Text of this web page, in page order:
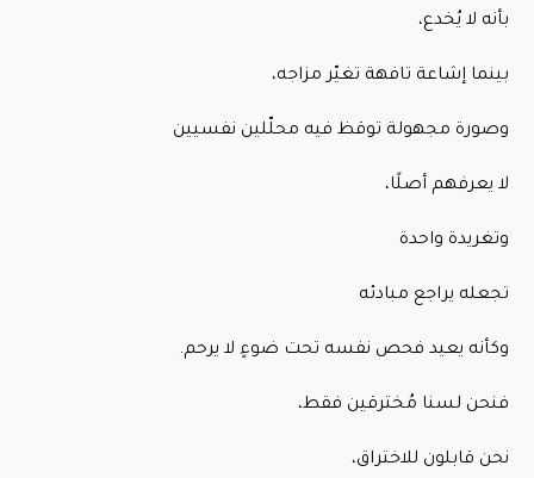
بأنه لا يُخدع،
بينما إشاعة تافهة تغيّر مزاجه،
وصورة مجهولة توقظ فيه محلّلين نفسيين
لا يعرفهم أصلًا،
وتغريدة واحدة
تجعله يراجع مبادئه
وكأنه يعيد فحص نفسه تحت ضوءٍ لا يرحم.
فنحن لسنا مُخترقين فقط،
نحن قابلون للاختراق،